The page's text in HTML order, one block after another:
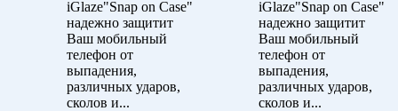
iGlaze"Snap on Case"
надежно защитит
Ваш мобильный
телефон от
выпадения,
различных ударов,
сколов и...
iGlaze"Snap on Case"
надежно защитит
Ваш мобильный
телефон от
выпадения,
различных ударов,
сколов и...